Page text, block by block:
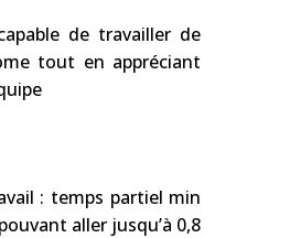
de travailler de
tout en appréciant
: temps partiel min
aller jusqu’à 0,8